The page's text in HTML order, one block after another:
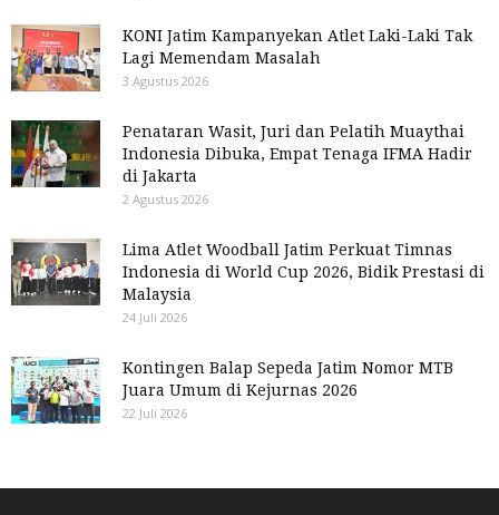
KONI Jatim Kampanyekan Atlet Laki-Laki Tak
Lagi Memendam Masalah
3 Agustus 2026
Penataran Wasit, Juri dan Pelatih Muaythai
Indonesia Dibuka, Empat Tenaga IFMA Hadir
di Jakarta
2 Agustus 2026
Lima Atlet Woodball Jatim Perkuat Timnas
Indonesia di World Cup 2026, Bidik Prestasi di
Malaysia
24 Juli 2026
Kontingen Balap Sepeda Jatim Nomor MTB
Juara Umum di Kejurnas 2026
22 Juli 2026